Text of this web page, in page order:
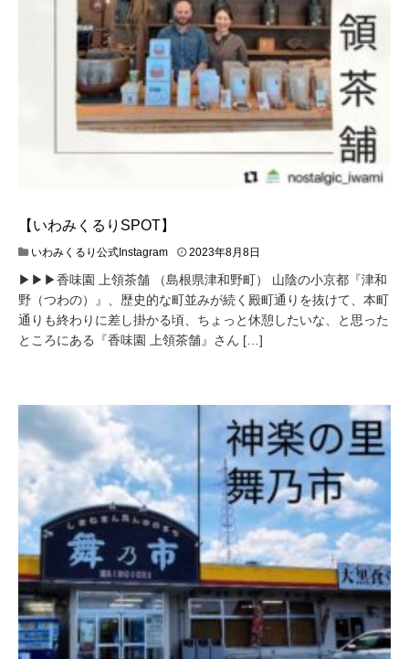
【いわみくるりSPOT】
いわみくるり公式Instagram 2023年8月8日
▶︎▶︎▶︎香味園 上領茶舗 （島根県津和野町） 山陰の小京都『津和
野（つわの）』、歴史的な町並みが続く殿町通りを抜けて、本町
通りも終わりに差し掛かる頃、ちょっと休憩したいな、と思った
ところにある『香味園 上領茶舗』さん […]